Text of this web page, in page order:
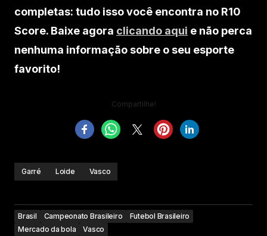
completas: tudo isso você encontra no R10
Score. Baixe agora clicando aqui e não perca
nenhuma informação sobre o seu esporte
favorito!
Compartilhe!
Garré Loide Vasco
Brasil Campeonato Brasileiro
Futebol Brasileiro
Mercado da bola
Vasco